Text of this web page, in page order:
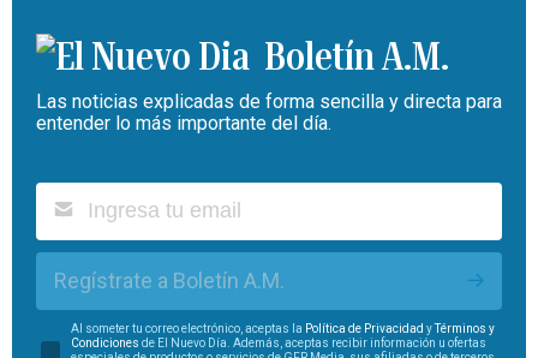
Boletín A.M.
Las noticias explicadas de forma sencilla y directa para
entender lo más importante del día.
Regístrate a Boletín A.M.
Al someter tu correo electrónico, aceptas la Política de Privacidad yTérminos y
Condiciones de El Nuevo Día. Además, aceptas recibir información u ofertas